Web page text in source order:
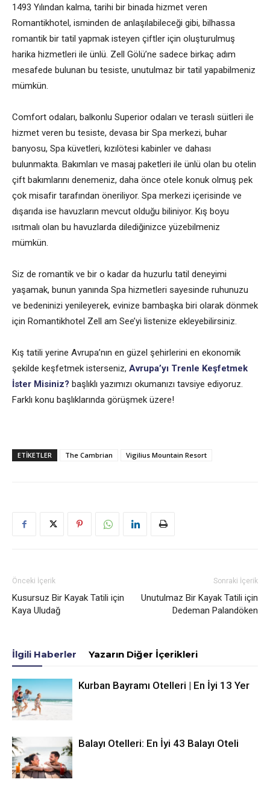
1493 Yılından kalma, tarihi bir binada hizmet veren
Romantikhotel, isminden de anlaşılabileceği gibi, bilhassa
romantik bir tatil yapmak isteyen çiftler için oluşturulmuş
harika hizmetleri ile ünlü. Zell Gölü’ne sadece birkaç adım
mesafede bulunan bu tesiste, unutulmaz bir tatil yapabilmeniz
mümkün.
Comfort odaları, balkonlu Superior odaları ve teraslı süitleri ile
hizmet veren bu tesiste, devasa bir Spa merkezi, buhar
banyosu, Spa küvetleri, kızılötesi kabinler ve dahası
bulunmakta. Bakımları ve masaj paketleri ile ünlü olan bu otelin
çift bakımlarını denemeniz, daha önce otele konuk olmuş pek
çok misafir tarafından öneriliyor. Spa merkezi içerisinde ve
dışarıda ise havuzların mevcut olduğu biliniyor. Kış boyu
ısıtmalı olan bu havuzlarda dilediğinizce yüzebilmeniz
mümkün.
Siz de romantik ve bir o kadar da huzurlu tatil deneyimi
yaşamak, bunun yanında Spa hizmetleri sayesinde ruhunuzu
ve bedeninizi yenileyerek, evinize bambaşka biri olarak dönmek
için Romantikhotel Zell am See’yi listenize ekleyebilirsiniz.
Kış tatili yerine Avrupa’nın en güzel şehirlerini en ekonomik
şekilde keşfetmek isterseniz, Avrupa’yı Trenle Keşfetmek
İster Misiniz? başlıklı yazımızı okumanızı tavsiye ediyoruz.
Farklı konu başlıklarında görüşmek üzere!
ETIKETLER The Cambrian Vigilius Mountain Resort
Önceki İçerik
Kusursuz Bir Kayak Tatili için
Kaya Uludağ
Sonraki İçerik
Unutulmaz Bir Kayak Tatili için
Dedeman Palandöken
İlgili Haberler Yazarın Diğer İçerikleri
Kurban Bayramı Otelleri | En İyi 13 Yer
Balayı Otelleri: En İyi 43 Balayı Oteli